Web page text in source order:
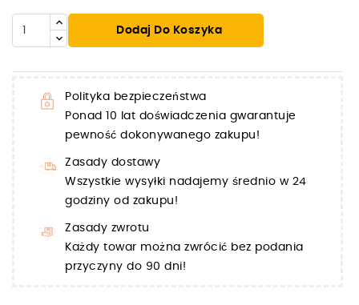
Dodaj Do Koszyka
Polityka bezpieczeństwa
Ponad 10 lat doświadczenia gwarantuje
pewność dokonywanego zakupu!
Zasady dostawy
Wszystkie wysyłki nadajemy średnio w 24
godziny od zakupu!
Zasady zwrotu
Każdy towar można zwrócić bez podania
przyczyny do 90 dni!